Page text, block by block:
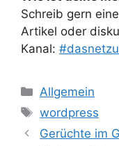
Schreib gern
Artikel oder
Kanal:
Kategorien
Allgemein
Schlagwörter
wordpress
Gerüchte im